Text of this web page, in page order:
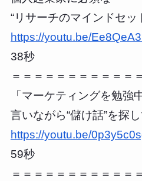
“リサーチのマインドセッ
https://youtu.be/
38秒
＝＝＝＝＝＝＝＝＝＝＝
「マーケティングを勉強
言いながら“儲け話”を探
https://youtu.be/
59秒
＝＝＝＝＝＝＝＝＝＝＝